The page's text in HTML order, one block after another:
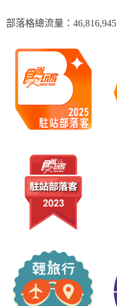
部落格總流量：​46,816,945